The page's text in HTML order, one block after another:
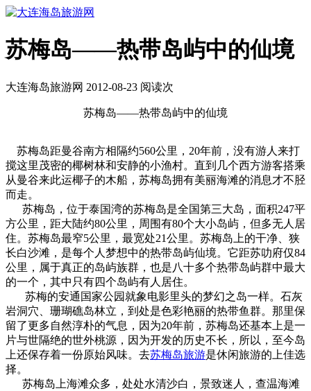
苏梅岛——热带岛屿中的仙境
大连海岛旅游网 2012-08-23 阅读次
苏梅岛——热带岛屿中的仙境
苏梅岛距曼谷南方相隔约560公里，20年前，没有游人来打
搅这里茂密的椰树林和安静的小渔村。直到几个西方游客搭乘
从曼谷来此运椰子的木船，苏梅岛拥有美丽海滩的消息才不胫
而走。
苏梅岛，位于泰国湾的苏梅岛是全国第三大岛，面积247平
方公里，距大陆约80公里，周围有80个大小岛屿，但多无人居
住。苏梅岛最窄5公里，最宽处21公里。苏梅岛上的干净、狭
长白沙滩，是每个人梦想中的热带岛屿仙境。它距苏叻府仅84
公里，属于真正的岛屿族群，也是八十多个热带岛屿群中最大
的一个，其中只有四个岛屿有人居住。
苏梅的安通国家公园就象电影里头的梦幻之岛一样。石灰
岩洞穴、珊瑚礁岛林立，到处是色彩艳丽的热带鱼群。那里保
留了更多自然淳朴的气息，因为20年前，苏梅岛还基本上是一
片与世隔绝的世外桃源，因为开发的历史不长，所以，至今岛
上还保存着一份原始风味。去苏梅岛旅游是休闲旅游的上佳选
择。
苏梅岛上海滩众多，处处水清沙白，景致迷人，查温海滩